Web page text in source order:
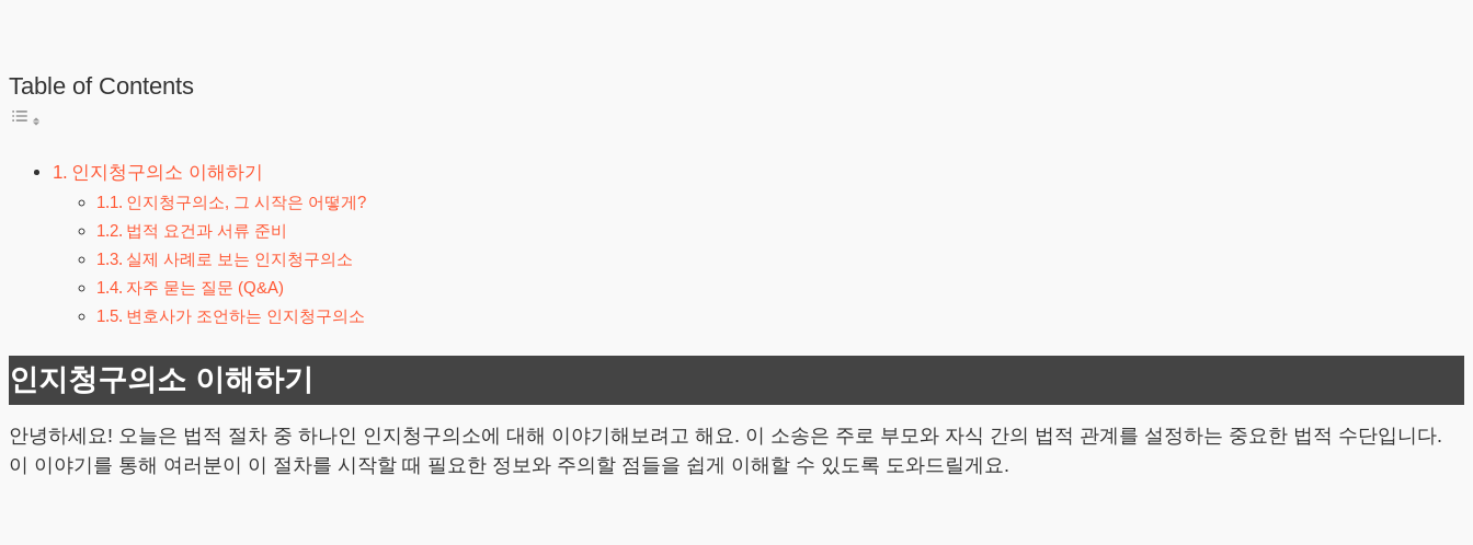
Table of Contents
인지청구의소 이해하기
인지청구의소, 그 시작은 어떻게?
법적 요건과 서류 준비
실제 사례로 보는 인지청구의소
자주 묻는 질문 (Q&A)
변호사가 조언하는 인지청구의소
인지청구의소 이해하기
안녕하세요! 오늘은 법적 절차 중 하나인 인지청구의소에 대해 이야기해보려고 해요. 이 소송은 주로 부모와 자식 간의 법적 관계를 설정하는 중요한 법적 수단입니다.
이 이야기를 통해 여러분이 이 절차를 시작할 때 필요한 정보와 주의할 점들을 쉽게 이해할 수 있도록 도와드릴게요.